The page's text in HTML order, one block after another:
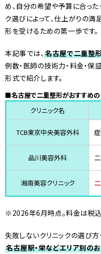
め、自分の希望や予算に合った
ク選びによって、仕上がりの満
形を受けるための第一歩です。
本記事では、名古屋で二重整
例数・医師の技術力・料金・保
形式で紹介します。
■名古屋で二重整形がおすすめの
クリニック名
TCB東京中央美容外科
品川美容外科
湘南美容クリニック
※2026年6月時点。料金は税込
失敗しないクリニックの選び方
名古屋駅・栄などエリア別の